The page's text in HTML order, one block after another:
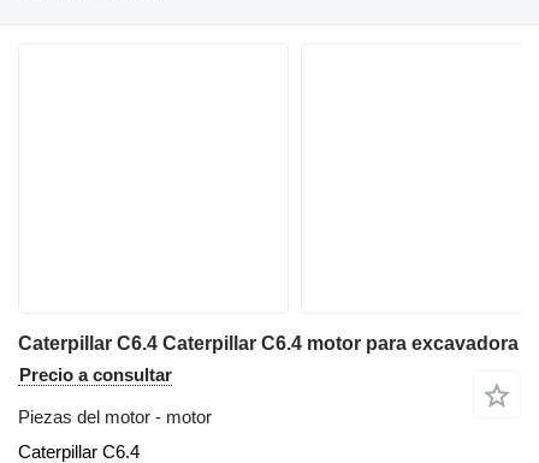
Caterpillar C6.4 Caterpillar C6.4 motor para excavadora
Precio a consultar
Piezas del motor - motor
Caterpillar C6.4